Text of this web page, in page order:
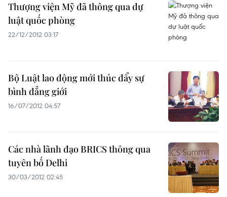
Thượng viện Mỹ đã thông qua dự
luật quốc phòng
22/12/2012 03:17
Bộ Luật lao động mới thúc đẩy sự
bình đẳng giới
16/07/2012 04:57
Các nhà lãnh đạo BRICS thông qua
tuyên bố Delhi
30/03/2012 02:45